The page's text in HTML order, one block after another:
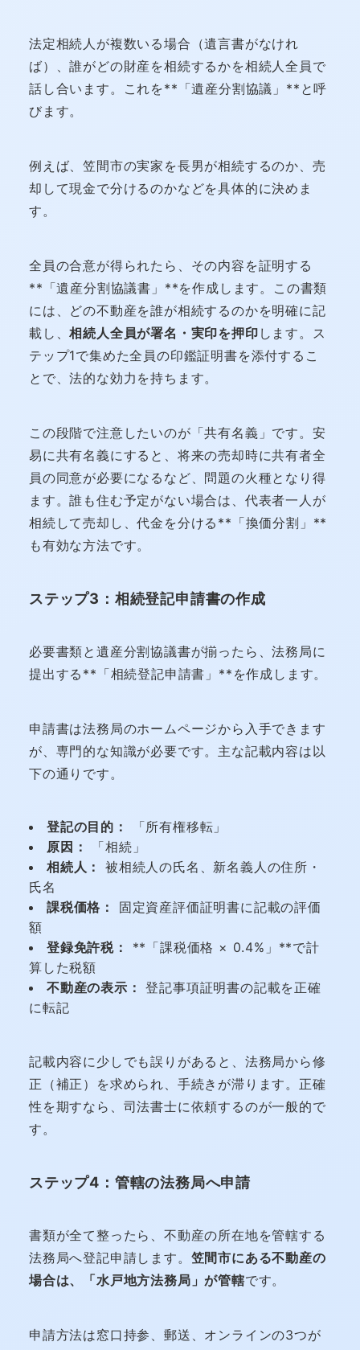
法定相続人が複数いる場合（遺言書がなけれ
ば）、誰がどの財産を相続するかを相続人全員で
話し合います。これを**「遺産分割協議」**と呼
びます。
例えば、笠間市の実家を長男が相続するのか、売
却して現金で分けるのかなどを具体的に決めま
す。
全員の合意が得られたら、その内容を証明する
**「遺産分割協議書」**を作成します。この書類
には、どの不動産を誰が相続するのかを明確に記
載し、相続人全員が署名・実印を押印 します。ス
テップ1で集めた全員の印鑑証明書を添付するこ
とで、法的な効力を持ちます。
この段階で注意したいのが「共有名義」です。安
易に共有名義にすると、将来の売却時に共有者全
員の同意が必要になるなど、問題の火種となり得
ます。誰も住む予定がない場合は、代表者一人が
相続して売却し、代金を分ける**「換価分割」**
も有効な方法です。
ステップ3：相続登記申請書の作成
必要書類と遺産分割協議書が揃ったら、法務局に
提出する**「相続登記申請書」**を作成します。
申請書は法務局のホームページから入手できます
が、専門的な知識が必要です。主な記載内容は以
下の通りです。
登記の目的：
「所有権移転」
原因：
「相続」
相続人：
被相続人の氏名、新名義人の住所・
氏名
課税価格：
固定資産評価証明書に記載の評価
額
登録免許税：
**「課税価格 × 0.4%」**で計
算した税額
不動産の表示： 登記事項証明書の記載を正確
に転記
記載内容に少しでも誤りがあると、法務局から修
正（補正）を求められ、手続きが滞ります。正確
性を期すなら、司法書士に依頼するのが一般的で
す。
ステップ4：管轄の法務局へ申請
書類が全て整ったら、不動産の所在地を管轄する
法務局へ登記申請します。 笠間市にある不動産の
場合は、「水戸地方法務局」が管轄です。
申請方法は窓口持参、郵送、オンラインの3つが